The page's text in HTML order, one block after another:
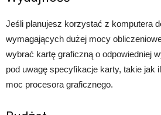
Jeśli planujesz korzystać z komputera
wymagających dużej mocy
wybrać kartę graficzną o odpowiedniej
pod uwagę specyfikacje karty, takie jak
moc procesora graficznego.